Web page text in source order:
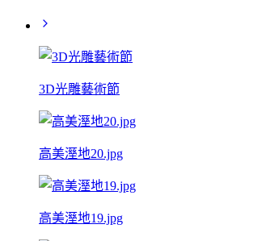
3D光雕藝術節
高美溼地20.jpg
高美溼地19.jpg